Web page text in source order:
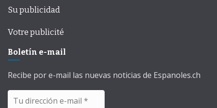
Su publicidad
Votre publicité
Boletín e-mail
Recibe por e-mail las nuevas noticias de Espanoles.ch